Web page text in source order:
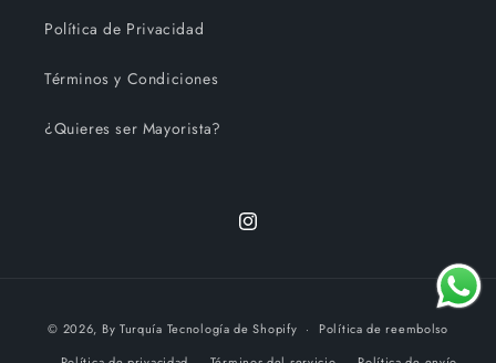
Política de Privacidad
Términos y Condiciones
¿Quieres ser Mayorista?
Instagram
de
© 2026, By Turquía Tecnología de Shopify
Política de reembolso